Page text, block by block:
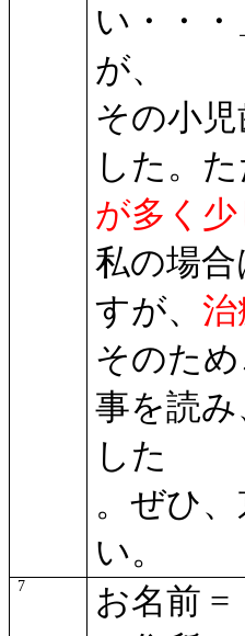
い・・
が、
その小
した。
が多く
私の場
すが、
そのた
事を読
した
。ぜひ
い。
7
お名前 =